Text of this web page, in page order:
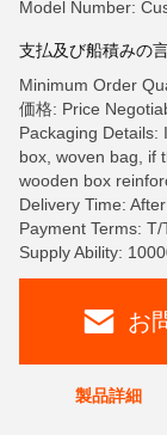
Model Number:
支払及び船積みの
Minimum Order
価格: Price
Packaging Details:
box, woven bag, if
wooden box
Delivery Time:
Payment Terms:
Supply Ability:
お
製品詳細